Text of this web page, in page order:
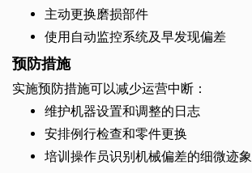
主动更换磨损部件
使用自动监控系统及早发现偏差
预防措施
实施预防措施可以减少运营中断：
维护机器设置和调整的日志
安排例行检查和零件更换
培训操作员识别机械偏差的细微迹象